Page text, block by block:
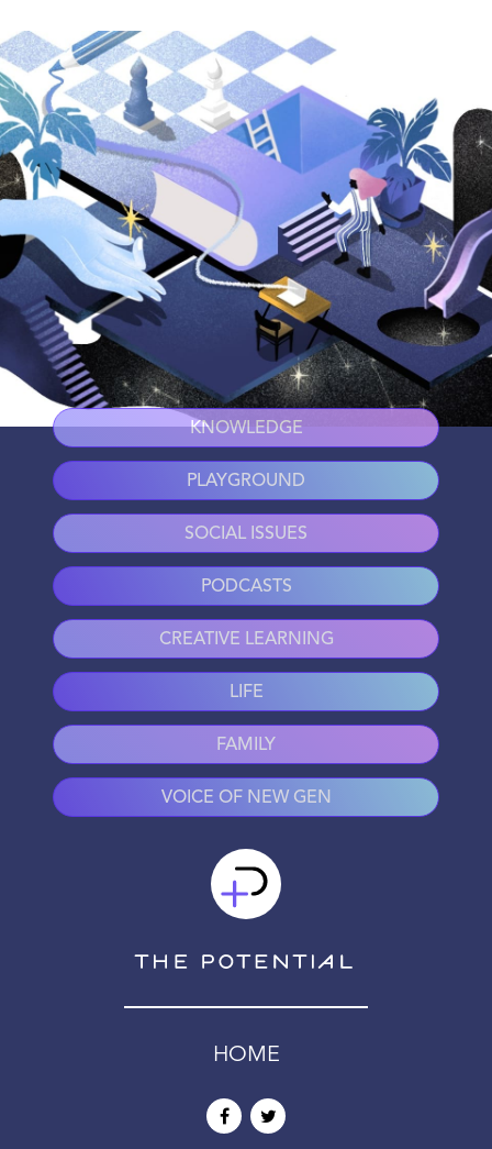
KNOWLEDGE
PLAYGROUND
SOCIAL ISSUES
PODCASTS
CREATIVE LEARNING
LIFE
FAMILY
VOICE OF NEW GEN
HOME